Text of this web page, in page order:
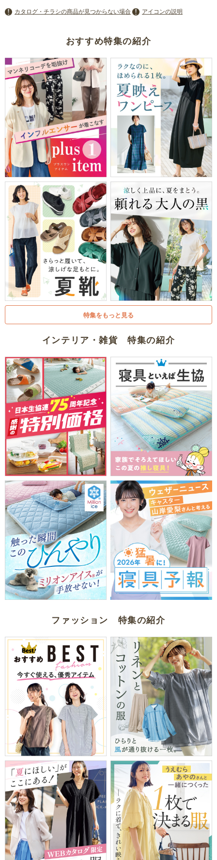
カタログ・チラシの商品が見つからない場合 アイコンの説明
おすすめ特集の紹介
特集をもっと見る
インテリア・雑貨 特集の紹介
ファッション 特集の紹介